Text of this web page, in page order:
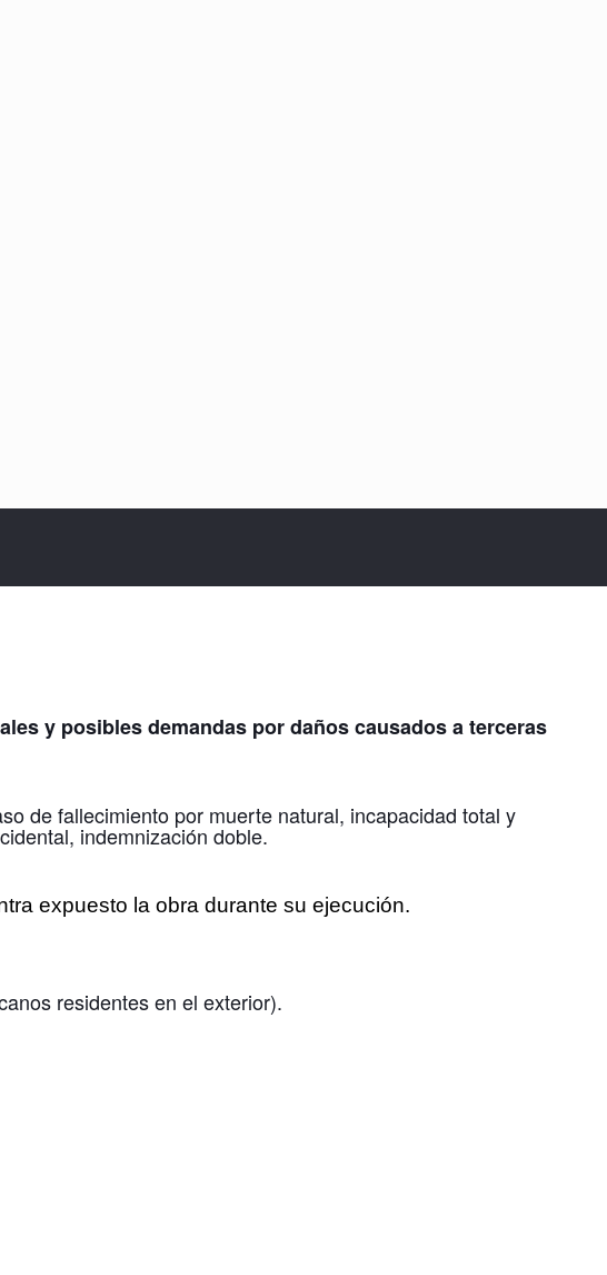
y posibles demandas por daños causados a terceras
de fallecimiento por muerte natural, incapacidad total y
indemnización doble.
expuesto la obra durante su ejecución.
residentes en el exterior).